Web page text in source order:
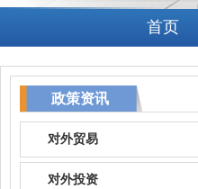
首页
政策资讯
对外贸易
对外投资